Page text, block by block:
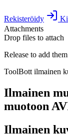
Rekisteröidy
Attachments
Drop files to attach
Release to add
ToolBott ilmainen
Ilmainen
muotoon
Ilmainen